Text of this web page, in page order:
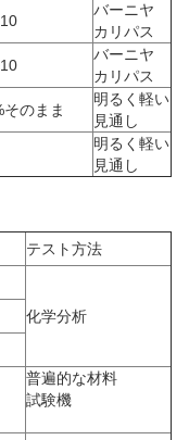
バーニヤ
カリパス
バーニヤ
カリパス
そのまま
明るく軽い
見通し
明るく軽い
見通し
テスト方法
化学分析
普遍的な材料
試験機